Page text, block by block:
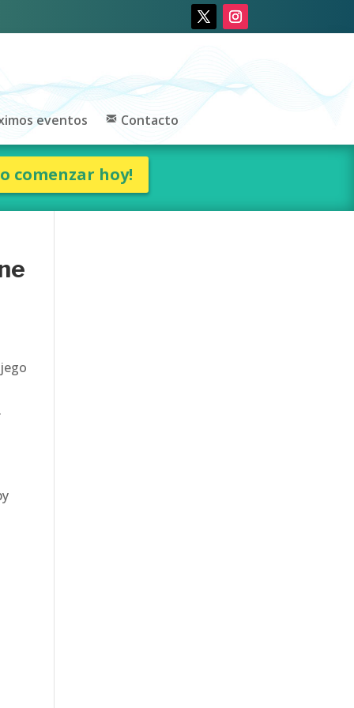
eventos Contacto
comenzar hoy!